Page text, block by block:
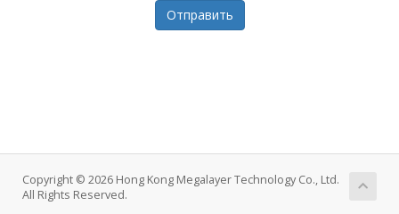
Отправить
Copyright © 2026 Hong Kong Megalayer Technology Co., Ltd.
All Rights Reserved.